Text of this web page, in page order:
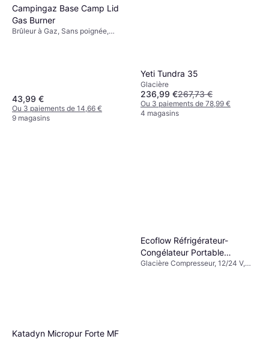
Campingaz Base Camp Lid
Gas Burner
Brûleur à Gaz, Sans poignée,
43,99 €
Ou 3 paiements de 14,66 €
9 magasins
Yeti Tundra 35
Glacière
236,99 €267,73 €
Ou 3 paiements de 78,99 €
4 magasins
Katadyn Micropur Forte MF
Ecoflow Réfrigérateur-
Congélateur Portable
GLACIER Classic
Glacière Compresseur, 12/24 V,